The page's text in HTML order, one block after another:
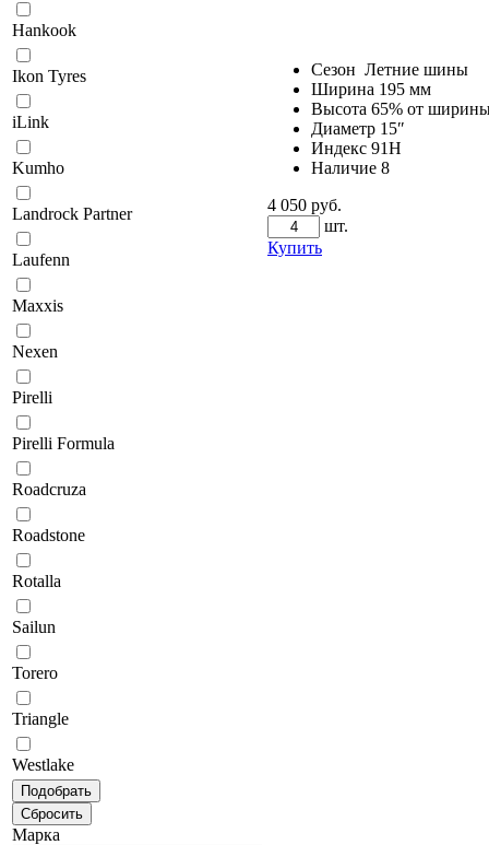
Hankook
Ikon Tyres
iLink
Kumho
Landrock Partner
Laufenn
Maxxis
Nexen
Pirelli
Pirelli Formula
Roadcruza
Roadstone
Rotalla
Sailun
Torero
Triangle
Westlake
Марка
Сезон Летние шины
Ширина 195 мм
Высота 65% от
Диаметр 15″
Индекс 91H
Наличие 8
4 050 руб.
шт.
Купить